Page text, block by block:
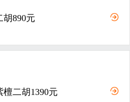
890元
二胡1390元